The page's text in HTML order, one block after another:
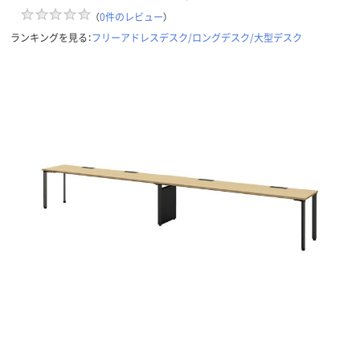
（0件のレビュー）
ランキングを見る：フリーアドレスデスク/ロングデスク/大型デスク